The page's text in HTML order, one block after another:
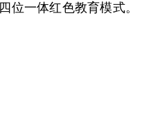
位一体红色教育模式。